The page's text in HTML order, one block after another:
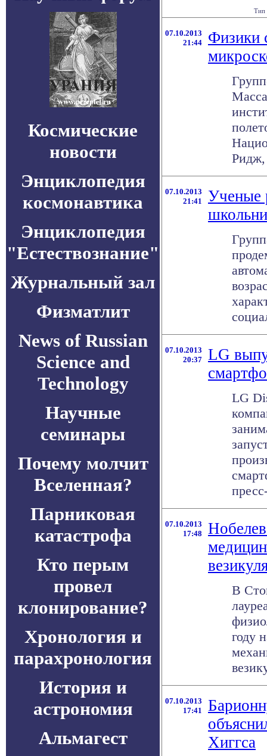
Космические
новости
Энциклопедия
космонавтика
Энциклопедия
"Естествознание"
Журнальный зал
Физматлит
News of Russian
Science and
Technology
Научные
семинары
Почему молчит
Вселенная?
Парниковая
катастрофа
Кто перым
провел
клонирование?
Хронология и
парахронология
История и
астрономия
Альмагест
Тип
07.10.2013
21:44
Физики
07.10.2013
21:41
Ученые
07.10.2013
20:37
LG
LG
07.10.2013
17:48
В
году
07.10.2013
17:41
Хиггса